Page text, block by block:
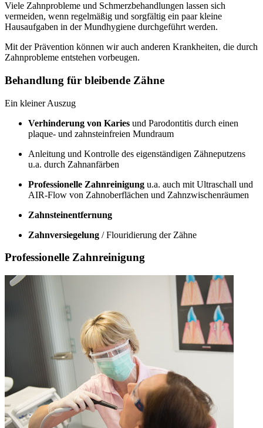
Viele Zahnprobleme und Schmerzbehandlungen lassen sich
vermeiden, wenn regelmäßig und sorgfältig ein paar kleine
Hausaufgaben in der Mundhygiene durchgeführt werden.
Mit der Prävention können wir auch anderen Krankheiten, die durch
Zahnprobleme entstehen vorbeugen.
Behandlung für bleibende Zähne
Ein kleiner Auszug
Verhinderung von Karies und Parodontitis durch einen
plaque- und zahnsteinfreien Mundraum
Anleitung und Kontrolle des eigenständigen Zähneputzens
u.a. durch Zahnanfärben
Professionelle Zahnreinigung u.a. auch mit Ultraschall und
AIR-Flow von Zahnoberflächen und Zahnzwischenräumen
Zahnsteinentfernung
Zahnversiegelung / Flouridierung der Zähne
Professionelle Zahnreinigung